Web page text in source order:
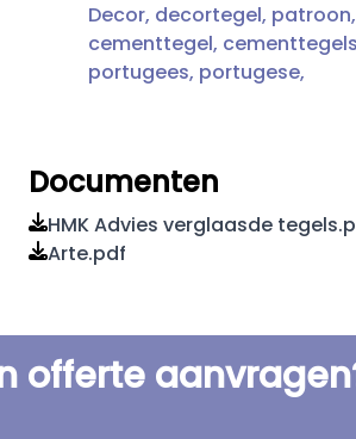
Decor, decortegel, patroon,
cementtegel,
portugees, portugese,
Documenten
HMK Advies verglaasde
Arte.pdf
offerte